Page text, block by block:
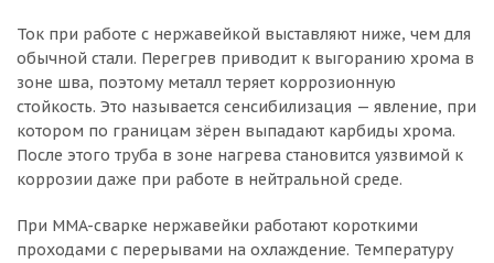
Ток при работе с нержавейкой выставляют ниже, чем для
обычной стали. Перегрев приводит к выгоранию хрома в
зоне шва, поэтому металл теряет коррозионную
стойкость. Это называется сенсибилизация — явление, при
котором по границам зёрен выпадают карбиды хрома.
После этого труба в зоне нагрева становится уязвимой к
коррозии даже при работе в нейтральной среде.
При MMA-сварке нержавейки работают короткими
проходами с перерывами на охлаждение. Температуру